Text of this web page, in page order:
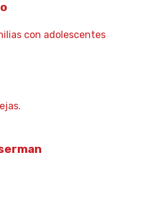
con adolescentes